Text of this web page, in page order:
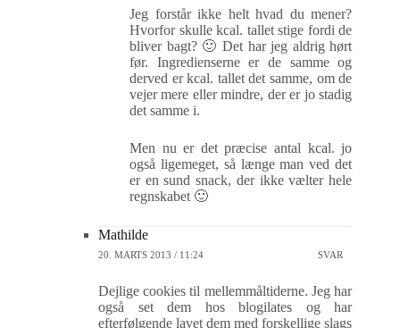
Jeg forstår ikke helt hvad du mener?
Hvorfor skulle kcal. tallet stige fordi de
bliver bagt? 🙂 Det har jeg aldrig hørt
før. Ingredienserne er de samme og
derved er kcal. tallet det samme, om de
vejer mere eller mindre, der er jo stadig
det samme i.
Men nu er det præcise antal kcal. jo
også ligemeget, så længe man ved det
er en sund snack, der ikke vælter hele
regnskabet 🙂
Mathilde
20. MARTS 2013 / 11:24 SVAR
Dejlige cookies til mellemmåltiderne. Jeg har
også set dem hos blogilates og har
efterfølgende lavet dem med forskellige slags